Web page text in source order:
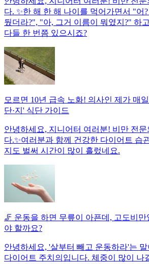
다. ✨한 해 한 해 나이를 먹어가면서 "어
뒀더라?", "아, 그거 이름이 뭐였지?" 하
다들 한 번쯤 있으시죠?
모르면 10년 급속 노화! 의사인 제가 매
단·지' 식단 가이드
안녕하세요, 지니어터 여러분! 비만 전문
다.✨여러분과 함께 건강한 다이어트 습
지도 벌써 시간이 많이 흘렀네요.
🦵 운동을 하면 무릎이 아픈데, 고도비만
야 할까요?
안녕하세요, '살부터 빼고 운동하라'는
다이어트 주치의입니다. 체중이 많이 나